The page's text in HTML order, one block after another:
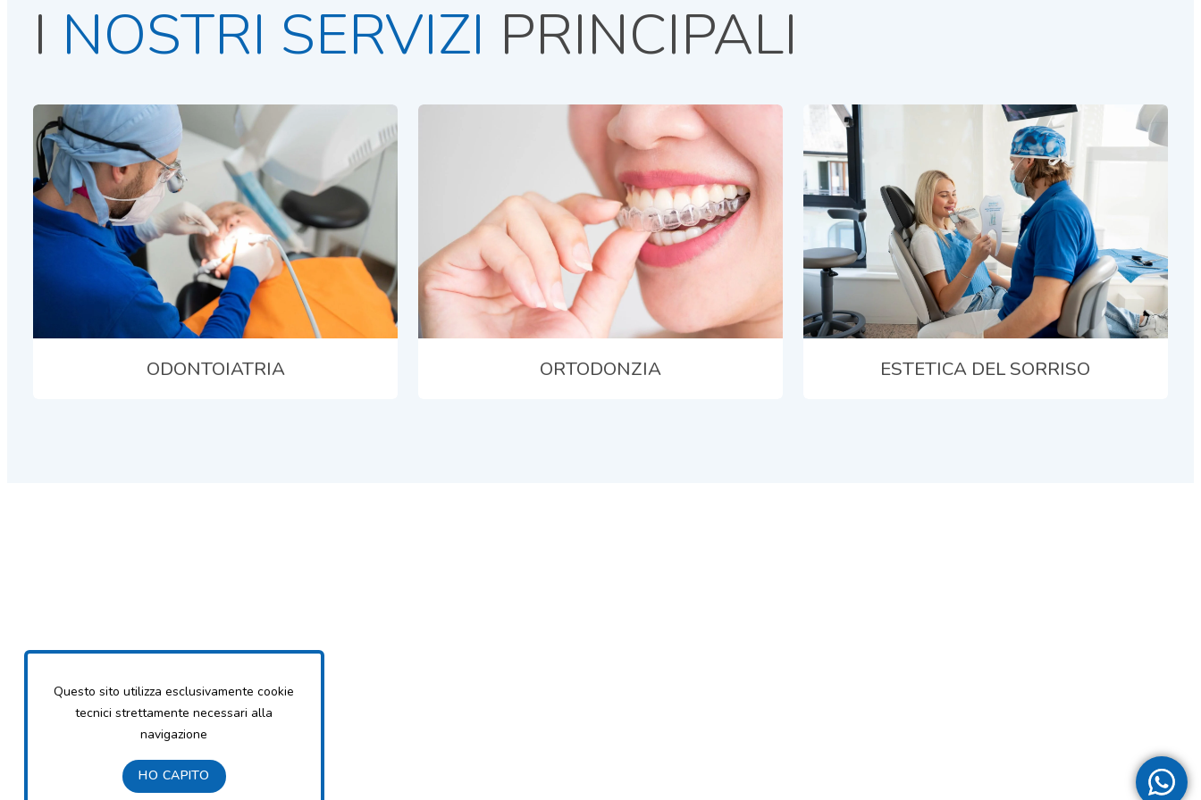
Questo sito utilizza esclusivamente cookie
tecnici strettamente necessari alla
navigazione
HO CAPITO
I NOSTRI SERVIZI PRINCIPALI
ODONTOIATRIA ORTODONZIA ESTETICA DEL SORRISO